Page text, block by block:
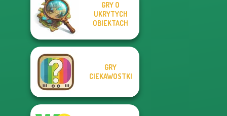
GRY O
UKRYTYCH
OBIEKTACH
GRY
CIEKAWOSTKI